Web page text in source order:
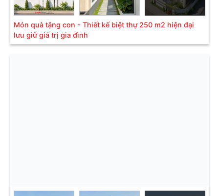
Món quà tặng con - Thiết kế biệt thự 250 m2 hiện đại
lưu giữ giá trị gia đình